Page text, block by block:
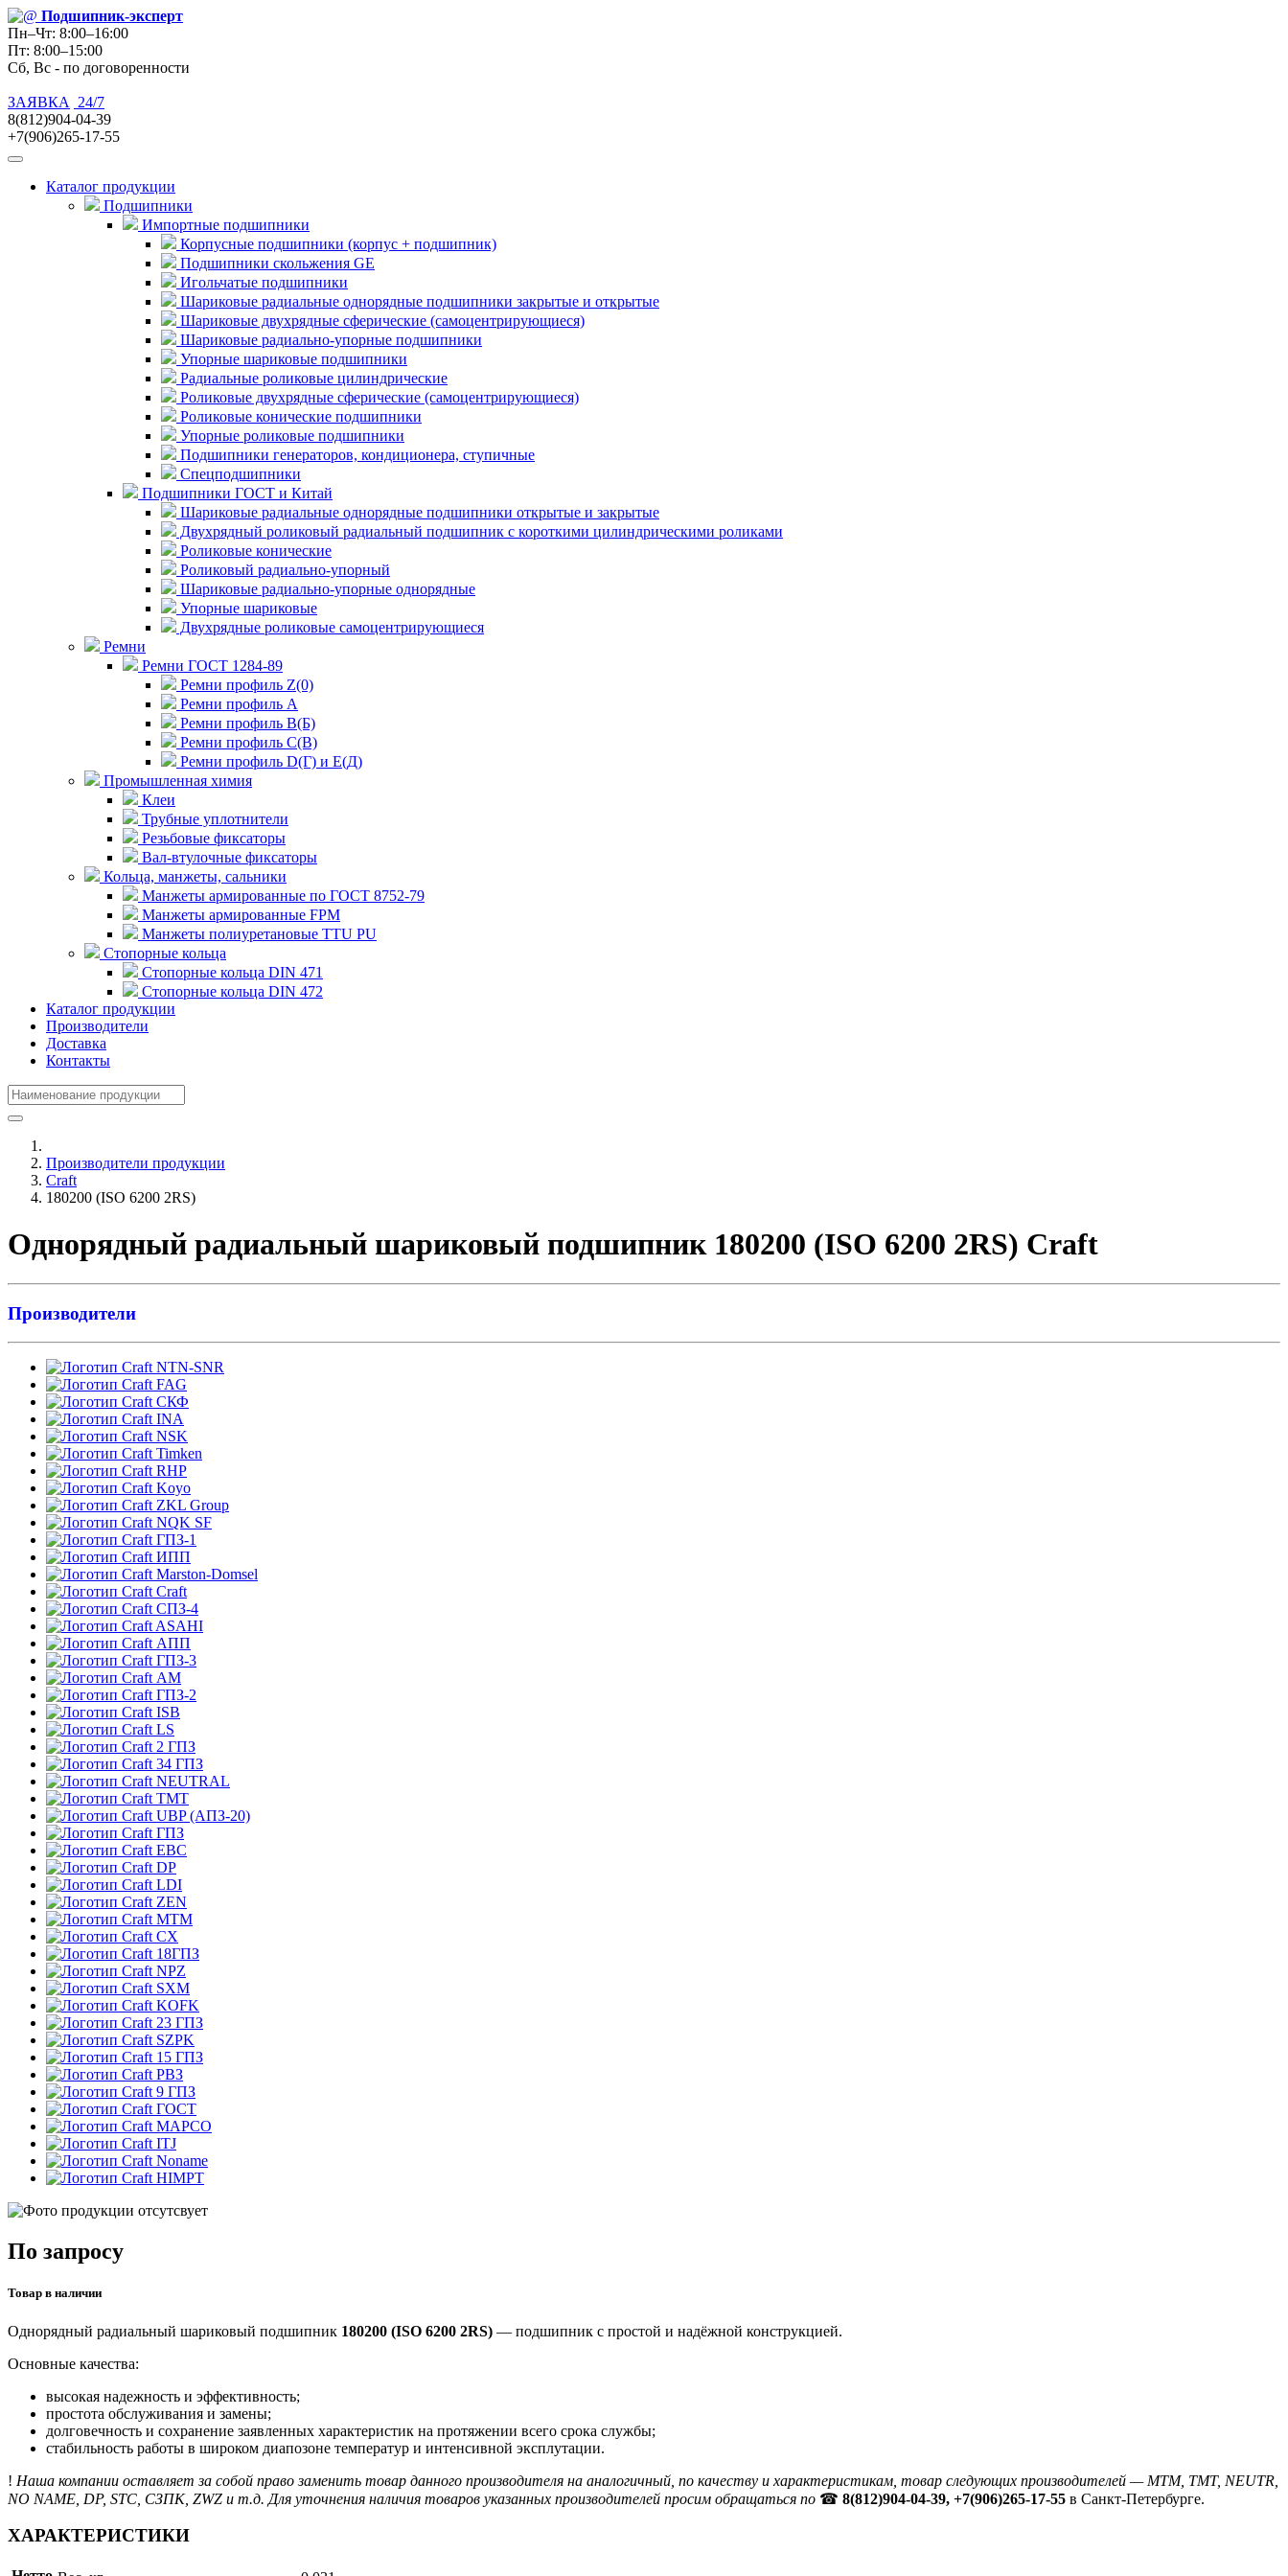
Подшипник-эксперт
Пн–Чт: 8:00–16:00
Пт: 8:00–15:00
Сб, Вс - по договоренности
ЗАЯВКА
24/7
8(812)904-04-39
+7(906)265-17-55
Каталог продукции
Подшипники
Импортные подшипники
Корпусные подшипники (корпус + подшипник)
Подшипники скольжения GE
Игольчатые подшипники
Шариковые радиальные однорядные подшипники закрытые и открытые
Шариковые двухрядные сферические (самоцентрирующиеся)
Шариковые радиально-упорные подшипники
Упорные шариковые подшипники
Радиальные роликовые цилиндрические
Роликовые двухрядные сферические (самоцентрирующиеся)
Роликовые конические подшипники
Упорные роликовые подшипники
Подшипники генераторов, кондиционера, ступичные
Спецподшипники
Подшипники ГОСТ и Китай
Шариковые радиальные однорядные подшипники открытые и закрытые
Двухрядный роликовый радиальный подшипник с короткими цилиндрическими роликами
Роликовые конические
Роликовый радиально-упорный
Шариковые радиально-упорные однорядные
Упорные шариковые
Двухрядные роликовые самоцентрирующиеся
Ремни
Ремни ГОСТ 1284-89
Ремни профиль Z(0)
Ремни профиль А
Ремни профиль В(Б)
Ремни профиль С(В)
Ремни профиль D(Г) и E(Д)
Промышленная химия
Клеи
Трубные уплотнители
Резьбовые фиксаторы
Вал-втулочные фиксаторы
Кольца, манжеты, сальники
Манжеты армированные по ГОСТ 8752-79
Манжеты армированные FPM
Манжеты полиуретановые TTU PU
Стопорные кольца
Стопорные кольца DIN 471
Стопорные кольца DIN 472
Каталог продукции
Производители
Доставка
Контакты
Производители продукции
Craft
180200 (ISO 6200 2RS)
Однорядный радиальный шариковый подшипник 180200 (ISO 6200 2RS) Craft
Производители
NTN-SNR
FAG
СКФ
INA
NSK
Timken
RHP
Koyo
ZKL Group
NQK SF
ГПЗ-1
ИПП
Marston-Domsel
Craft
СПЗ-4
ASAHI
АПП
ГПЗ-3
АМ
ГПЗ-2
ISB
LS
2 ГПЗ
34 ГПЗ
NEUTRAL
TMT
UBP (АПЗ-20)
ГПЗ
EBC
DP
LDI
ZEN
MTM
CX
18ГПЗ
NPZ
SXM
KOFK
23 ГПЗ
SZPK
15 ГПЗ
РВЗ
9 ГПЗ
ГОСТ
MAPCO
ITJ
Noname
HIMPT
По запросу
Товар в наличии
Однорядный радиальный шариковый подшипник 180200 (ISO 6200 2RS) — подшипник с простой и надёжной конструкцией.
Основные качества:
высокая надежность и эффективность;
простота обслуживания и замены;
долговечность и сохранение заявленных характеристик на протяжении всего срока службы;
стабильность работы в широком диапозоне температур и интенсивной эксплутации.
! Наша компании оставляет за собой право заменить товар данного производителя на аналогичный, по качеству и характеристикам, товар следующих производителей — MTM, TMT, NEUTR,
NO NAME, DP, STC, СЗПК, ZWZ и т.д. Для уточнения наличия товаров указанных производителей просим обращаться по ☎ 8(812)904-04-39, +7(906)265-17-55 в Санкт-Петербурге.
ХАРАКТЕРИСТИКИ